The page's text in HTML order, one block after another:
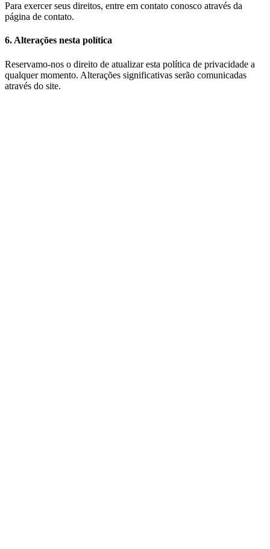
Para exercer seus direitos, entre em contato conosco através da
página de contato.
6. Alterações nesta política
Reservamo-nos o direito de atualizar esta política de privacidade a
qualquer momento. Alterações significativas serão comunicadas
através do site.